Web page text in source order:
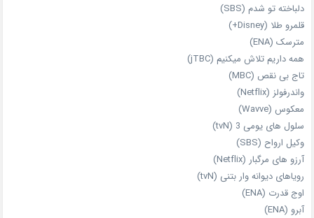
دلباخته تو شدم (SBS)
قلمرو طلا (Disney+)
مترسک (ENA)
همه داریم تلاش میکنیم (jTBC)
تاج بی‌ نقص (MBC)
واندرفولز (Netflix)
معکوس (Wavve)
سلول های یومی 3 (tvN)
وکیل ارواح (SBS)
آرزو های مرگبار (Netflix)
رویاهای دیوانه‌ وار بتنی (tvN)
اوج قدرت (ENA)
آبرو (ENA)